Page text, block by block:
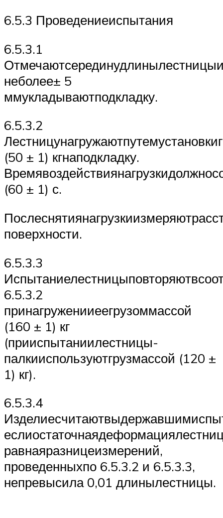
6.5.3 Проведениеиспытания
6.5.3.1
неболее± 5
ммукладываютподкладку.
6.5.3.2
(50 ± 1) кгнаподкладку.
(60 ± 1) с.
поверхности.
6.5.3.3
6.5.3.2
принагруженииеегрузоммассой
(160 ± 1) кг
(прииспытаниилестницы-
палкииспользуютгрузмассой (120 ±
1) кг).
6.5.3.4
равнаяразницеизмерений,
проведенныхпо 6.5.3.2 и 6.5.3.3,
непревысила 0,01 длинылестницы.